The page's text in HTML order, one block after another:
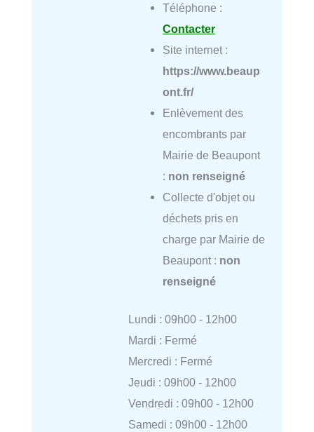
Téléphone :
Contacter
Site internet :
https://www.beaup
ont.fr/
Enlèvement des
encombrants par
Mairie de Beaupont
: non renseigné
Collecte d'objet ou
déchets pris en
charge par Mairie de
Beaupont : non
renseigné
Lundi : 09h00 - 12h00
Mardi : Fermé
Mercredi : Fermé
Jeudi : 09h00 - 12h00
Vendredi : 09h00 - 12h00
Samedi : 09h00 - 12h00